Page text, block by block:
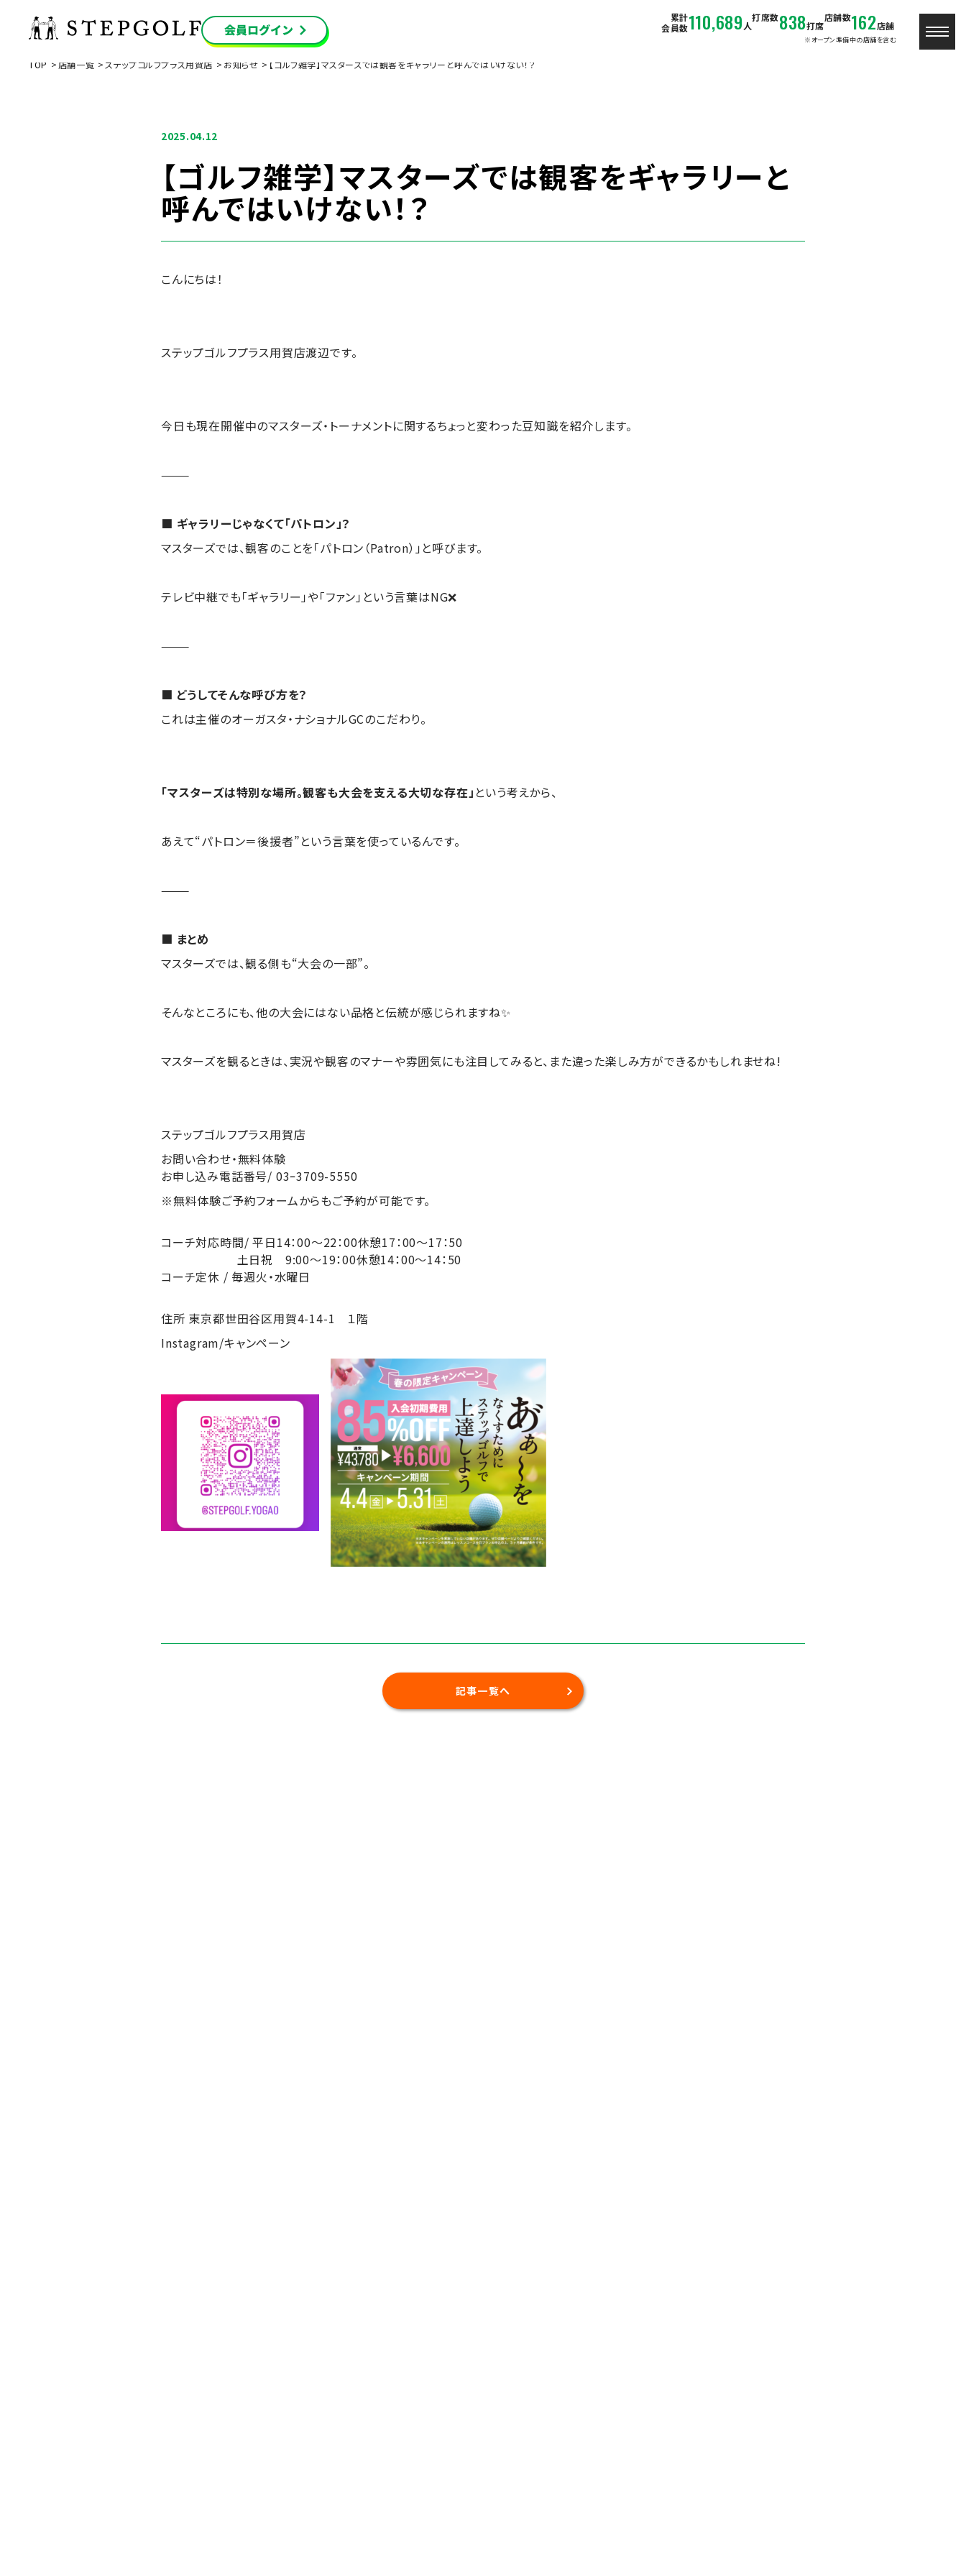
累計
会員数110,689 人
打席数838打席
店舗数162店舗
※オープン準備中の店舗を含む
TOP 店舗一覧 ステップゴルフプラス用賀店 お知らせ 【ゴルフ雑学】マスターズでは観客をギャラリーと呼んではいけない！？
2025.04.12
【ゴルフ雑学】マスターズでは観客をギャラリーと
呼んではいけない！？
こんにちは！
ステップゴルフプラス用賀店渡辺です。
今日も現在開催中のマスターズ・トーナメントに関するちょっと変わった豆知識を紹介します。
⸻
■ ギャラリーじゃなくて「パトロン」？
マスターズでは、観客のことを「パトロン（Patron）」と呼びます。
テレビ中継でも「ギャラリー」や「ファン」という言葉はNG❌
⸻
■ どうしてそんな呼び方を？
これは主催のオーガスタ・ナショナルGCのこだわり。
「マスターズは特別な場所。観客も大会を支える大切な存在」 という考えから、
あえて“パトロン＝後援者”という言葉を使っているんです。
⸻
■ まとめ
マスターズでは、観る側も“大会の一部”。
そんなところにも、他の大会にはない品格と伝統が感じられますね✨
マスターズを観るときは、実況や観客のマナーや雰囲気にも注目してみると、また違った楽しみ方ができるかもしれませね!
ステップゴルフプラス用賀店
お問い合わせ・無料体験
お申し込み電話番号/ 03ｰ3709-5550
※無料体験ご予約フォームからもご予約が可能です。
コーチ対応時間/ 平日14：00～22：00休憩17：00～17：50
土日祝 9:00～19：00休憩14：00～14：50
コーチ定休 / 毎週火・水曜日
住所 東京都世田谷区用賀4-14-1 １階
Instagram/キャンペーン
記事一覧へ